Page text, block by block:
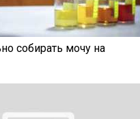
собирать мочу на